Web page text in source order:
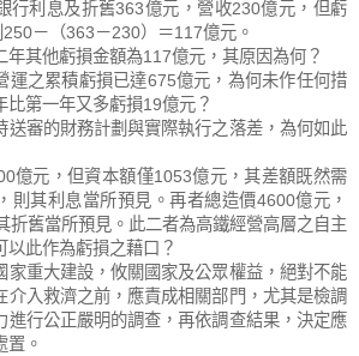
行利息及折舊363億元，營收230億元，但虧
－（363－230）＝117億元。
年其他虧損金額為117億元，其原因為何？
運之累積虧損已達675億元，為何未作任何措
比第一年又多虧損19億元？
送審的財務計劃與實際執行之落差，為何如此
億元，但資本額僅1053億元，其差額既然需
則其利息當所預見。再者總造價4600億元，
折舊當所預見。此二者為高鐵經營高層之自主
以此作為虧損之藉口？
家重大建設，攸關國家及公眾權益，絕對不能
介入救濟之前，應責成相關部門，尤其是檢調
進行公正嚴明的調查，再依調查結果，決定應
置。